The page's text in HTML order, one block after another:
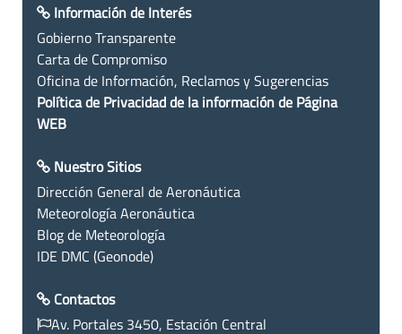
Información de Interés
Gobierno Transparente
Carta de Compromiso
Oficina de Información, Reclamos y Sugerencias
Política de Privacidad de la información de Página
WEB
Nuestro Sitios
Dirección General de Aeronáutica
Meteorología Aeronáutica
Blog de Meteorología
IDE DMC (Geonode)
Contactos
Av. Portales 3450, Estación Central